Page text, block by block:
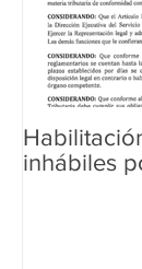
inhábiles